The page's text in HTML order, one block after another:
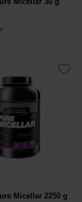
€
Micellar 2250 g